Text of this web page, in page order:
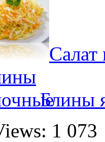
Салат
Блины
1 073